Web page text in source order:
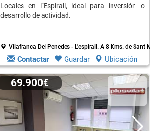
Locales en l´Espirall, ideal para inversión o
desarrollo de actividad.
Vilafranca Del Penedes - L'espirall. A 8 Kms. de Sant
Contactar Guardar Ubicación
69.900€